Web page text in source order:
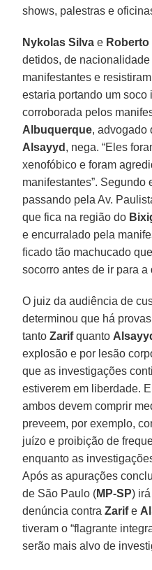
shows, palestras e
Nykolas Silva e
detidos, de
manifestantes e
estaria portando um soco
corroborada pelos
Albuquerque, advogado
Alsayyd , nega. “Eles
xenofóbico e foram
manifestantes”. Segundo
passando pela Av.
que fica na região do
e encurralado pela
ficado tão machucado
socorro antes de ir para a
O juiz da audiência de
determinou que há
tantoZarifquanto
explosão e por lesão
que as investigações
estiverem em liberdade.
ambos devem comprir
preveem, por exemplo,
juízo e proibição de
enquanto as
Após as apurações
de São Paulo (MP-SP)
denúncia contraZarife
tiveram o “flagrante
serão mais alvo de